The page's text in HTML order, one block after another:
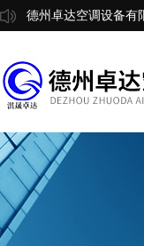
德州卓达空调设备有